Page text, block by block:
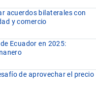
acuerdos bilaterales con
y comercio
Ecuador en 2025:
de aprovechar el precio